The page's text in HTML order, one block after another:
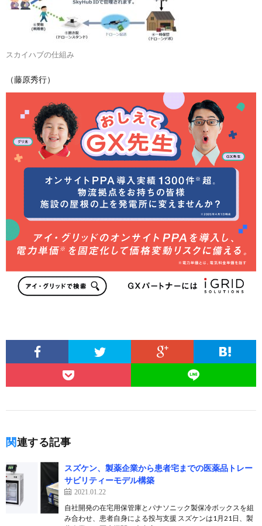
スカイハブの仕組み
（藤原秀行）
関連する記事
スズケン、製薬企業から患者宅までの医薬品トレー
サビリティーモデル構築
2021.01.22
自社開発の在宅用保管庫とパナソニック製保冷ボックスを組
み合わせ、患者自身による投与支援 スズケンは1月21日、製